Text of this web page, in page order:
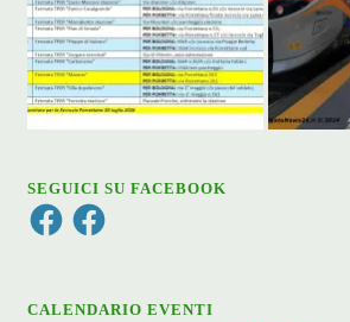
SEGUICI SU FACEBOOK
FacebookFacebook
CALENDARIO EVENTI